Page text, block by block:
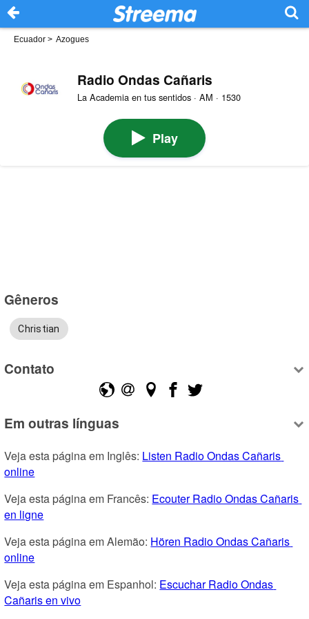
Ecuador > Azogues
Radio Ondas Cañaris
La Academia en tus sentidos · AM · 1530
Play
Gêneros
Christian
Contato
Em outras línguas
Veja esta página em Inglês: Listen Radio Ondas Cañaris
online
Veja esta página em Francês: Ecouter Radio Ondas Cañaris
en ligne
Veja esta página em Alemão: Hören Radio Ondas Cañaris
online
Veja esta página em Espanhol: Escuchar Radio Ondas
Cañaris en vivo